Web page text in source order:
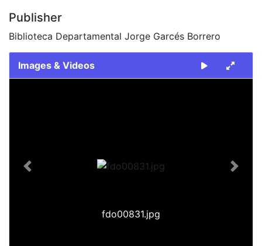
Publisher
Biblioteca Departamental Jorge Garcés Borrero
Images & Videos
fdo00831.jpg
Previous Next